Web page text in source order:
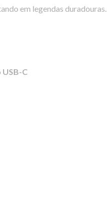
em legendas duradouras.
USB-C